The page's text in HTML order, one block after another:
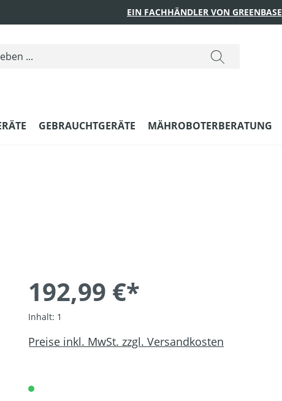
EIN FACHHÄNDLER VON GREENBASE
GEBRAUCHTGERÄTE MÄHROBOTERBERATUNG
192,99 €*
Inhalt: 1
Preise inkl. MwSt. zzgl. Versandkosten